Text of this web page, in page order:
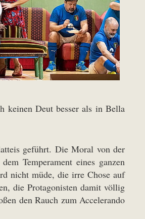
keinen Deut besser als in Bella
geführt. Die Moral von der
Temperament eines ganzen
nicht müde, die irre Chose auf
die Protagonisten damit völlig
den Rauch zum Accelerando